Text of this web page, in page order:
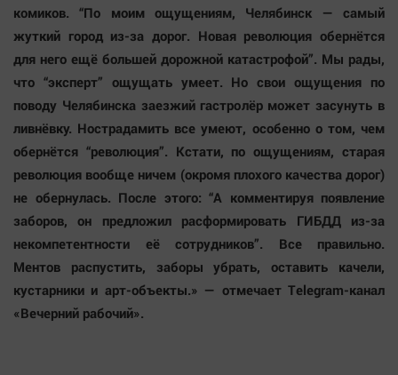
комиков. “По моим ощущениям, Челябинск — самый
жуткий город из-за дорог. Новая революция обернётся
для него ещё большей дорожной катастрофой”. Мы рады,
что “эксперт” ощущать умеет. Но свои ощущения по
поводу Челябинска заезжий гастролёр может засунуть в
ливнёвку. Нострадамить все умеют, особенно о том, чем
обернётся “революция”. Кстати, по ощущениям, старая
революция вообще ничем (окромя плохого качества дорог)
не обернулась. После этого: “А комментируя появление
заборов, он предложил расформировать ГИБДД из-за
некомпетентности её сотрудников”. Все правильно.
Ментов распустить, заборы убрать, оставить качели,
кустарники и арт-объекты.» — отмечает Telegram-канал
«Вечерний рабочий».